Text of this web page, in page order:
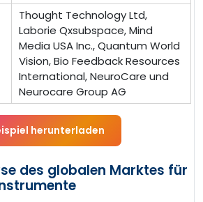
Thought Technology Ltd,
Laborie Qxsubspace, Mind
Media USA Inc., Quantum World
Vision, Bio Feedback Resources
International, NeuroCare und
Neurocare Group AG
herunterladen
des globalen Marktes für